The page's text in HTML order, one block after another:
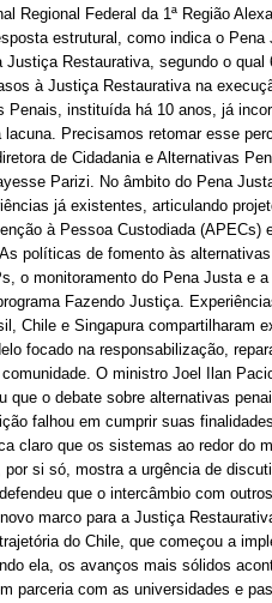
Regional Federal da 1ª Região
estrutural, como indica o
Restaurativa, segundo o qual
à Justiça Restaurativa na
Penais, instituída há 10 anos, já
Precisamos retomar esse
de Cidadania e Alternativas
Parizi. No âmbito do Pena
já existentes, articulando
à Pessoa Custodiada (APECs)
políticas de fomento às
o monitoramento do Pena Justa e a
Fazendo Justiça.
Chile e Singapura compartilharam
focado na responsabilização,
O ministro Joel Ilan
que o debate sobre alternativas
falhou em cumprir suas
claro que os sistemas ao redor do
si só, mostra a urgência de
que o intercâmbio com
marco para a Justiça
do Chile, que começou a
ela, os avanços mais sólidos
parceria com as universidades e